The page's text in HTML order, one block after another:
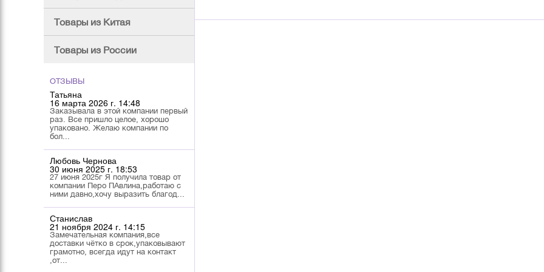
Товары из Китая
Товары из России
ОТЗЫВЫ
Татьяна
16 марта 2026 г. 14:48
Заказывала в этой компании первый
раз. Все пришло целое, хорошо
упаковано. Желаю компании по
бол...
Любовь Чернова
30 июня 2025 г. 18:53
27 июня 2025г Я получила товар от
компании Перо ПАвлина,работаю с
ними давно,хочу выразить благод...
Станислав
21 ноября 2024 г. 14:15
Замечательная компания,все
доставки чётко в срок,упаковывают
грамотно, всегда идут на контакт
,от...